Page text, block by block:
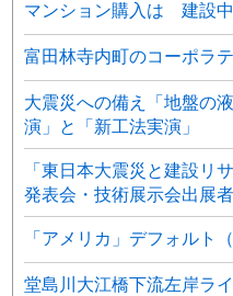
マンション購入は 建設
富田林寺内町のコーポラ
大震災への備え「地盤の
演」と「新工法実演」
「東日本大震災と建設リ
発表会・技術展示会出展
「アメリカ」デフォルト
堂島川大江橋下流左岸ラ